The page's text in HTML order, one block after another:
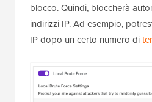
blocco. Quindi, bloccherà
indirizzi IP. Ad esempio,
IP dopo un certo numero di